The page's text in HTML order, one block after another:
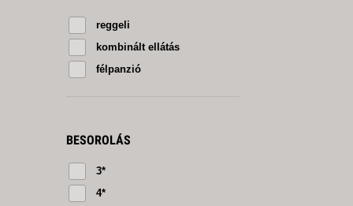
reggeli
kombinált ellátás
félpanzió
BESOROLÁS
3*
4*